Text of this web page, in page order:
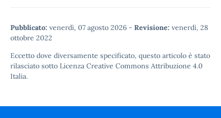
Pubblicato: venerdì, 07 agosto 2026 - Revisione: venerdì, 28
ottobre 2022
Eccetto dove diversamente specificato, questo articolo è stato
rilasciato sotto Licenza Creative Commons Attribuzione 4.0
Italia.